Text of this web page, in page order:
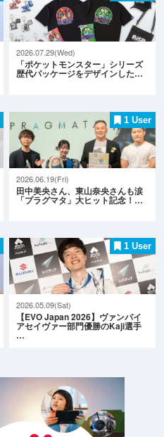
2026.07.29(Wed)
「ポケットモンスター」シリーズ
歴代パッケージをデザインした…
1 User
2026.06.19(Fri)
田中美央さん、東山奈央さんも涙
「プラグマタ」大ヒット記念！…
1 User
2026.05.09(Sat)
【EVO Japan 2026】ヴァンパイ
アセイヴァー部門優勝のKaji選手
…